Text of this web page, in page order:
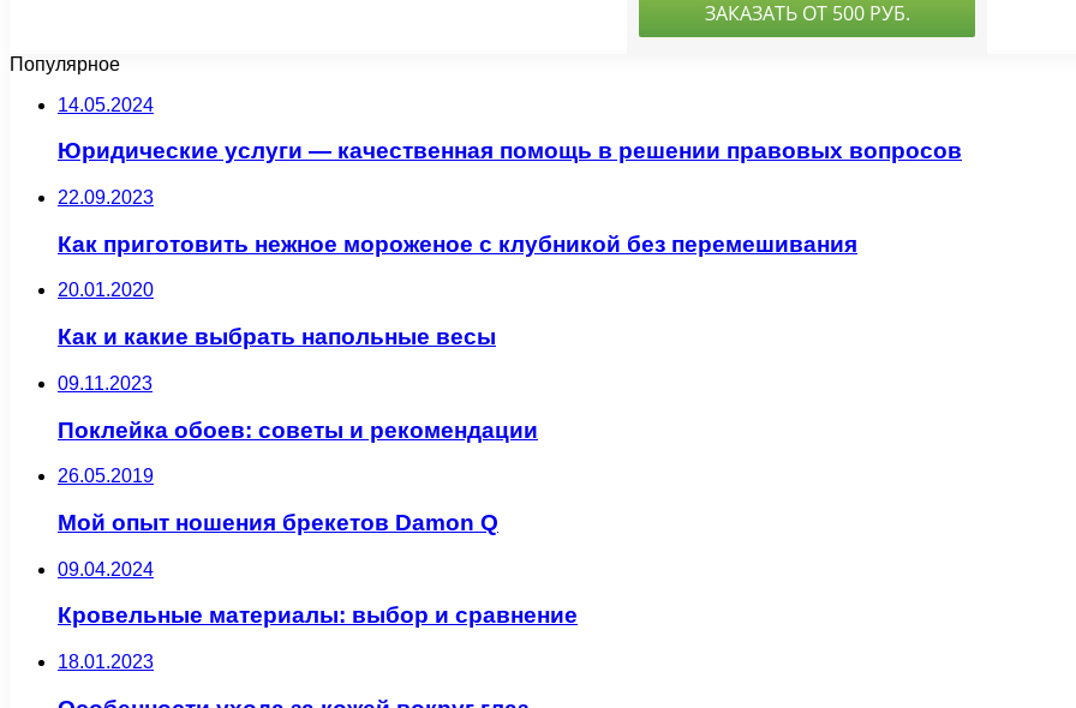
Популярное
14.05.2024
Юридические услуги — качественная помощь в решении правовых вопросов
22.09.2023
Как приготовить нежное мороженое с клубникой без перемешивания
20.01.2020
Как и какие выбрать напольные весы
09.11.2023
Поклейка обоев: советы и рекомендации
26.05.2019
Мой опыт ношения брекетов Damon Q
09.04.2024
Кровельные материалы: выбор и сравнение
18.01.2023